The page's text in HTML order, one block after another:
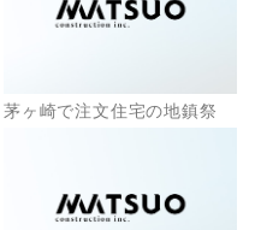
茅ヶ崎で注文住宅の地鎮祭